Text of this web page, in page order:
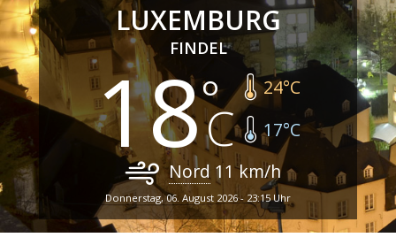
LUXEMBURG
FINDEL
18 24°C
17°C
Nord 11km/h
Donnerstag, 06. August 2026 - 23:15 Uhr